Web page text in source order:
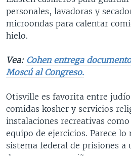
personales, lavadoras y
microondas para calentar
hielo.
Vea: Cohen entrega
Moscú al Congreso.
Otisville es favorita entre
comidas kosher y servicios
instalaciones recreativas
equipo de ejercicios. Parece lo
sistema federal de prisiones a